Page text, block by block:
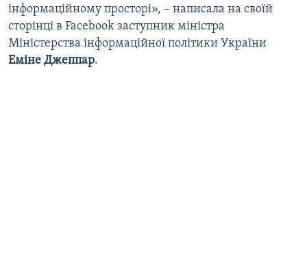
інформаційному просторі», – написала на своїй
сторінці в Facebook заступник міністра
Міністерства інформаційної політики України
Еміне Джеппар.